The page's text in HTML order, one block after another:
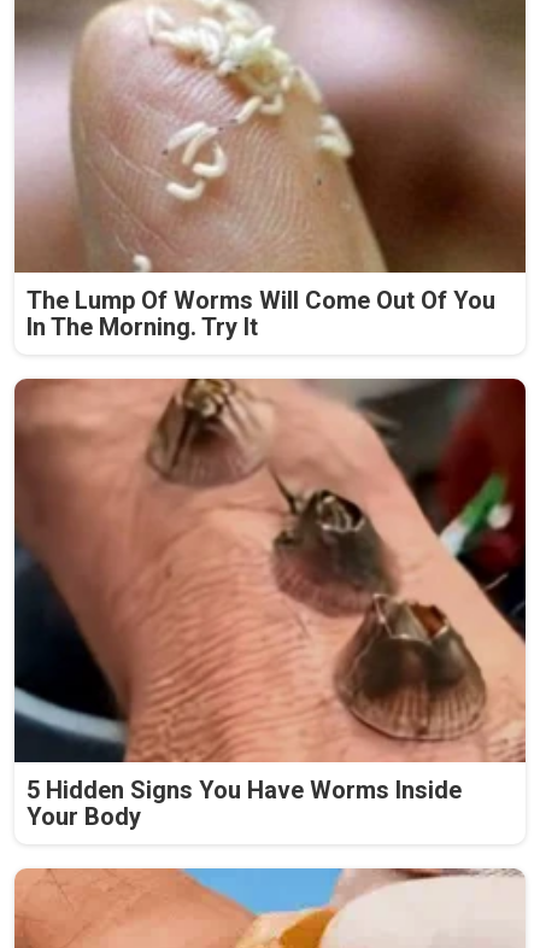
The Lump Of Worms Will Come Out Of You
In The Morning. Try It
5 Hidden Signs You Have Worms Inside
Your Body